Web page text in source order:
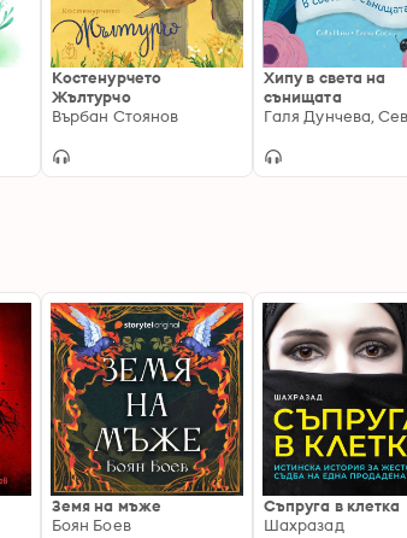
Костенурчето
Жълтурчо
Върбан Стоянов
Хипу в света на
сънищата
Земя на мъже
Боян Боев
Съпруга в клетка
Шахразад